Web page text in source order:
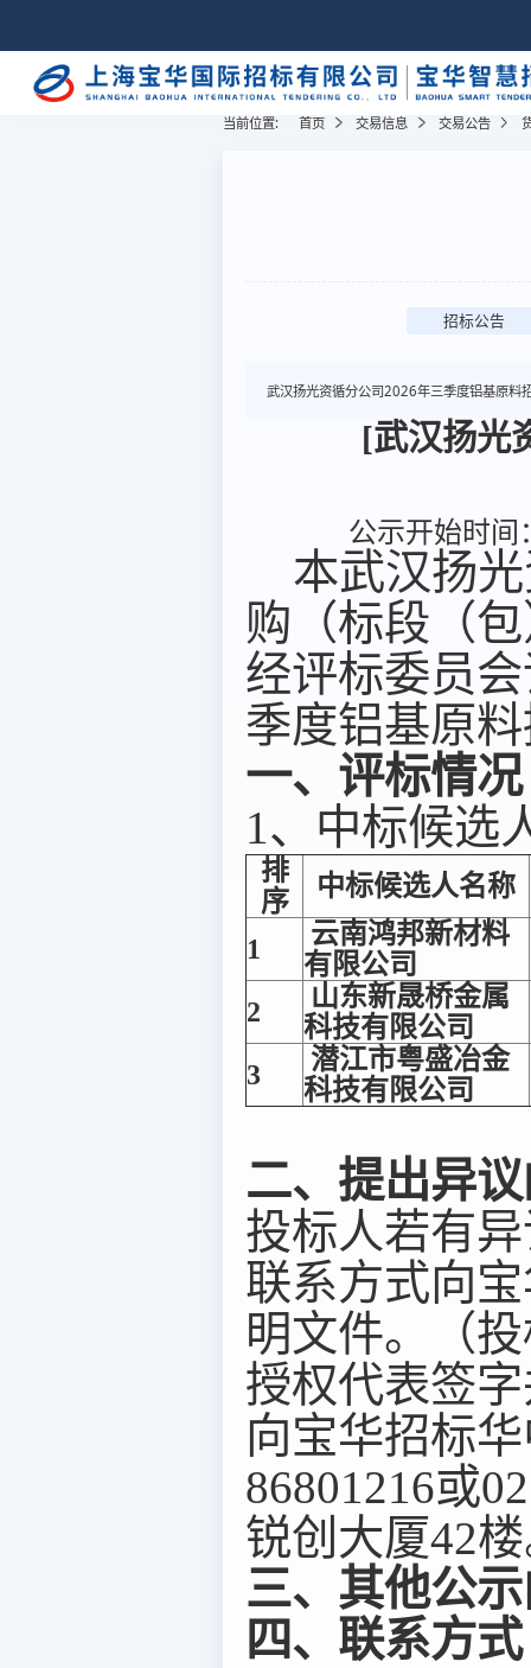
当前位置: 首页 交易信息 交易公告
招标公告
武汉扬光资循分公司2026年三季度铝基原料
[武汉扬光
公示开始时间
本武汉扬光
购（标段（
经评标委员
季度铝基原
一、评标情况
1、中标候选
排
序
中标候选人名称
1
云南鸿邦新材料
有限公司
2
山东新晟桥金属
科技有限公司
3
潜江市粤盛冶金
科技有限公司
二、提出异
投标人若有
联系方式向
明文件。（
授权代表签
向宝华招标
86801216或
锐创大厦42
三、其他公
四、联系方式